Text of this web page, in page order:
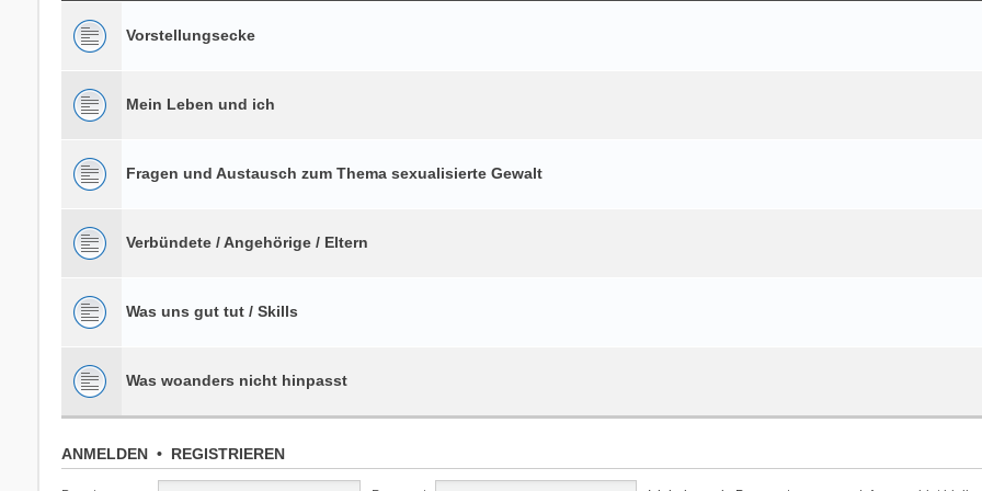
Vorstellungsecke
Mein Leben und ich
Fragen und Austausch zum Thema sexualisierte Gewalt
Verbündete / Angehörige / Eltern
Was uns gut tut / Skills
Was woanders nicht hinpasst
ANMELDEN• REGISTRIEREN